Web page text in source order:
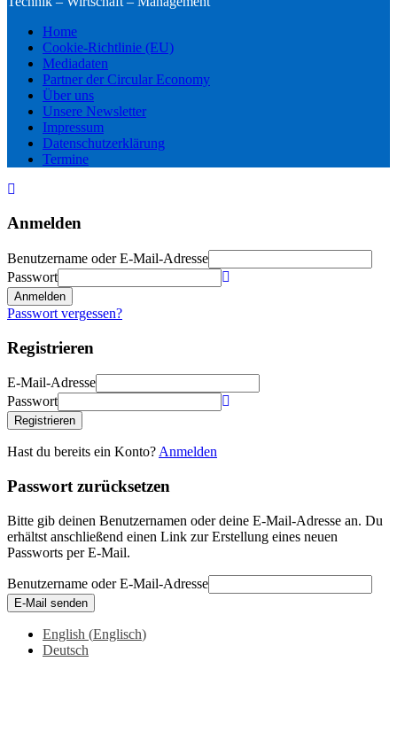
Home
Cookie-Richtlinie (EU)
Mediadaten
Partner der Circular Economy
Über uns
Unsere Newsletter
Impressum
Datenschutzerklärung
Termine
Anmelden
Benutzername oder E-Mail-Adresse
Passwort
Anmelden
Passwort vergessen?
Registrieren
E-Mail-Adresse
Passwort
Registrieren
Hast du bereits ein Konto? Anmelden
Passwort zurücksetzen
Bitte gib deinen Benutzernamen oder deine E-Mail-Adresse an. Du
erhältst anschließend einen Link zur Erstellung eines neuen
Passworts per E-Mail.
Benutzername oder E-Mail-Adresse
E-Mail senden
English (Englisch)
Deutsch